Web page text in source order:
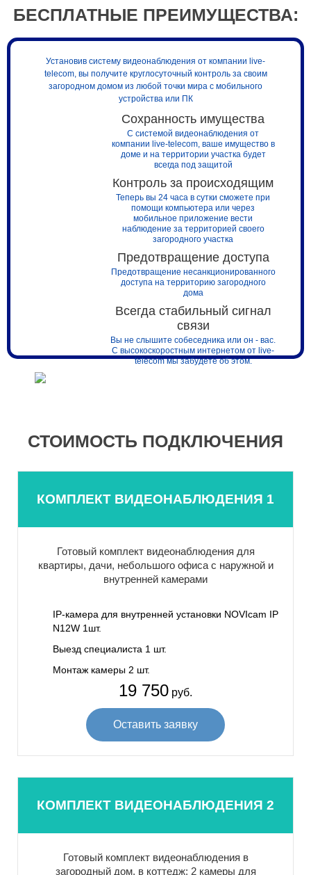
БЕСПЛАТНЫЕ ПРЕИМУЩЕСТВА:
Установив систему видеонаблюдения от компании live-
telecom, вы получите круглосуточный контроль за своим
загородном домом из любой точки мира с мобильного
устройства или ПК
Сохранность имущества
С системой видеонаблюдения от
компании live-telecom, ваше имущество в
доме и на территории участка будет
всегда под защитой
Контроль за происходящим
Теперь вы 24 часа в сутки сможете при
помощи компьютера или через
мобильное приложение вести
наблюдение за территорией своего
загородного участка
Предотвращение доступа
Предотвращение несанкционированного
доступа на территорию загородного
дома
Всегда стабильный сигнал
связи
Вы не слышите собеседника или он - вас.
С высокоскоростным интернетом от live-
telecom мы забудете об этом.
СТОИМОСТЬ ПОДКЛЮЧЕНИЯ
КОМПЛЕКТ ВИДЕОНАБЛЮДЕНИЯ 1
Готовый комплект видеонаблюдения для
квартиры, дачи, небольшого офиса с наружной и
внутренней камерами
IP-камера для внутренней установки NOVIcam IP
N12W 1шт.
Выезд специалиста 1 шт.
Монтаж камеры 2 шт.
19 750 руб.
Оставить заявку
КОМПЛЕКТ ВИДЕОНАБЛЮДЕНИЯ 2
Готовый комплект видеонаблюдения в
загородный дом, в коттедж: 2 камеры для